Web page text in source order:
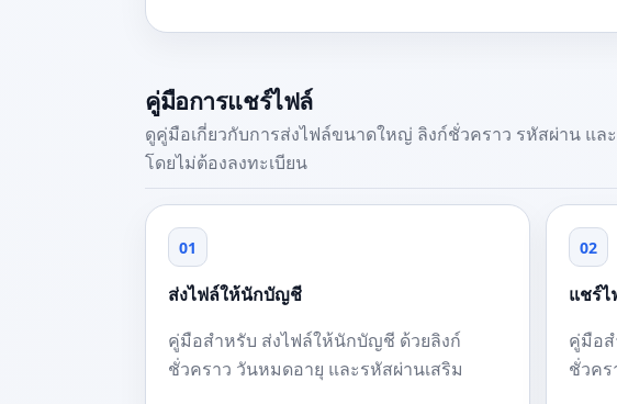
คู่มือการแชร์ไฟล์
ดูคู่มือเกี่ยวกับการส่งไฟล์ขนาดใหญ่ ลิงก์ชั่วคราว รหัสผ่าน แล
โดยไม่ต้องลงทะเบียน
01
ส่งไฟล์ให้นักบัญชี
คู่มือสำหรับ ส่งไฟล์ให้นักบัญชี ด้วยลิงก์
ชั่วคราว วันหมดอายุ และรหัสผ่านเสริม
02
แชร์ไ
คู่มือส
ชั่วคร